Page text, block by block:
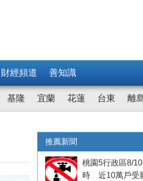
財經頻道 善知識
基隆 宜蘭 花蓮 台東 離
推薦新聞
桃園5行政區8/
時 近10萬戶受